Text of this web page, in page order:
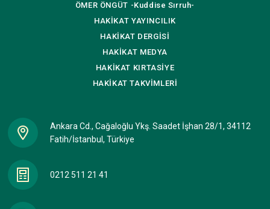
ÖMER ÖNGÜT -Kuddise Sırruh-
HAKİKAT YAYINCILIK
HAKİKAT DERGİSİ
HAKİKAT MEDYA
HAKİKAT KIRTASİYE
HAKİKATTAKVİMLERİ
Ankara Cd., Cağaloğlu Ykş. Saadet İşhan 28/1, 34112
Fatih/İstanbul, Türkiye
0212 511 21 41